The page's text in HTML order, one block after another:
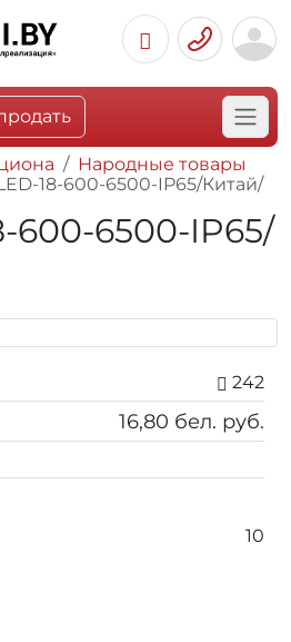
Народные товары
18-600-6500-IP65/Китай/
600-6500-IP65/
242
16,80 бел. руб.
10